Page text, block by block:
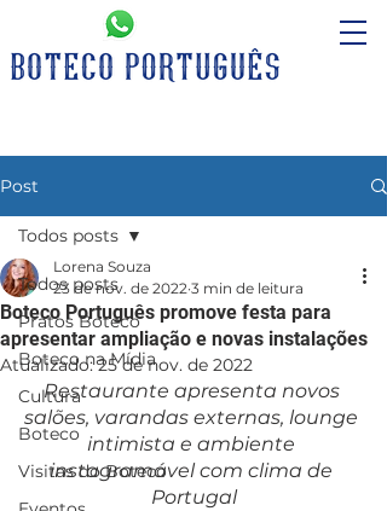
Post
Todos posts
Pratos Boteco
Boteco na Mídia
Cultura
Boteco
Visitas do Boteco
Todos posts
Boteco Português promove festa para
apresentar ampliação e novas instalações
Lorena Souza
23 de nov. de 2022 3 min de leitura
Atualizado:25 de nov. de 2022
Restaurante apresenta novos
salões, varandas externas, lounge
intimista e ambiente
instagramável com clima de
Portugal